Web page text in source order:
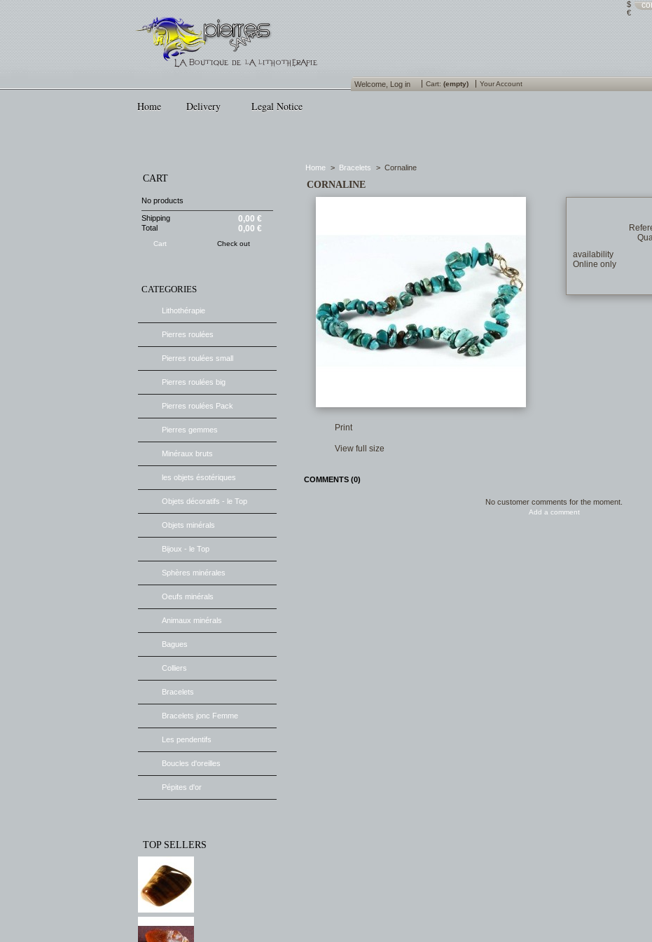
$
€
Welcome, Log in Cart: (empty) Your Account
Home Delivery Legal Notice
CART
No products
Shipping 0,00 €
Total 0,00 €
Cart Check out
CATEGORIES
Lithothérapie
Pierres roulées
Pierres roulées small
Pierres roulées big
Pierres roulées Pack
Pierres gemmes
Minéraux bruts
les objets ésotériques
Objets décoratifs - le Top
Objets minérals
Bijoux - le Top
Sphères minérales
Oeufs minérals
Animaux minérals
Bagues
Colliers
Bracelets
Bracelets jonc Femme
Les pendentifs
Boucles d'oreilles
Pépites d'or
TOP SELLERS
Home > Bracelets > Cornaline
CORNALINE
Print
View full size
availability
Online only
COMMENTS (0)
No customer comments for the moment.